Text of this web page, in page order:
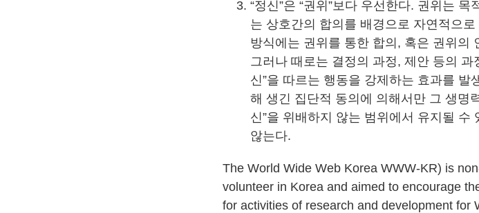
“정신”은 “권위”보다 우선한다. 권위는
는 상호간의 합의를 배경으로 자연적으
방식에는 권위를 통한 합의, 혹은 권위의
그러나 때로는 결정의 과정, 제안 등의
신”을 따르는 행동을 강제하는 효과를
해 생긴 집단적 동의에 의해서만 그 생명
신”을 위배하지 않는 범위에서 유지될 수
않는다.
The World Wide Web Korea WWW-KR) is
volunteer in Korea and aimed to encourage
for activities of research and development for